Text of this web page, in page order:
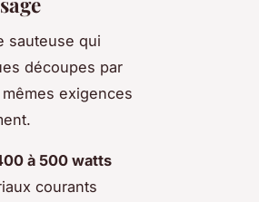
sauteuse qui
découpes par
exigences
à 500 watts
courants